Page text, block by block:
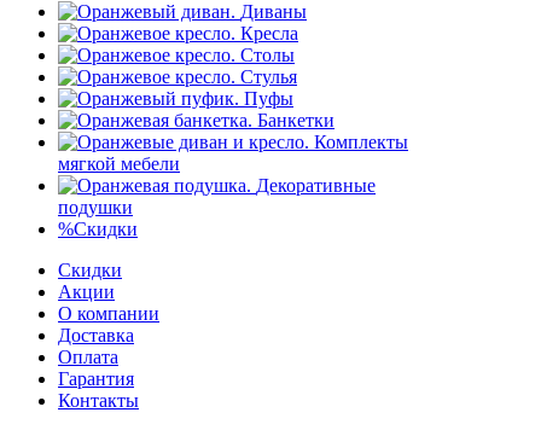
Диваны
Кресла
Столы
Стулья
Пуфы
Банкетки
Комплекты
мягкой мебели
Декоративные
подушки
%Скидки
Скидки
Акции
О компании
Доставка
Оплата
Гарантия
Контакты